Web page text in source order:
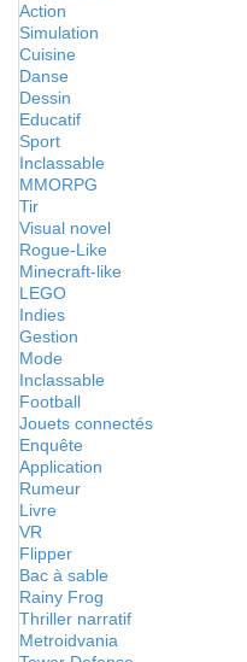
Action
Simulation
Cuisine
Danse
Dessin
Educatif
Sport
Inclassable
MMORPG
Tir
Visual novel
Rogue-Like
Minecraft-like
LEGO
Indies
Gestion
Mode
Inclassable
Football
Jouets connectés
Enquête
Application
Rumeur
Livre
VR
Flipper
Bac à sable
Rainy Frog
Thriller narratif
Metroidvania